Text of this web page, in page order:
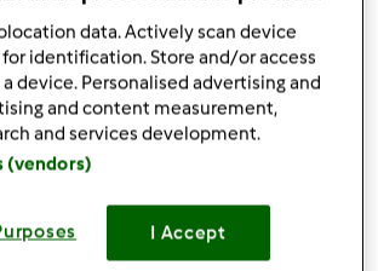
In cima
registratiper poter commentare
data. Actively scan device
identification. Store and/or access
device. Personalised advertising and
and content measurement,
and services development.
(vendors)
I Accept